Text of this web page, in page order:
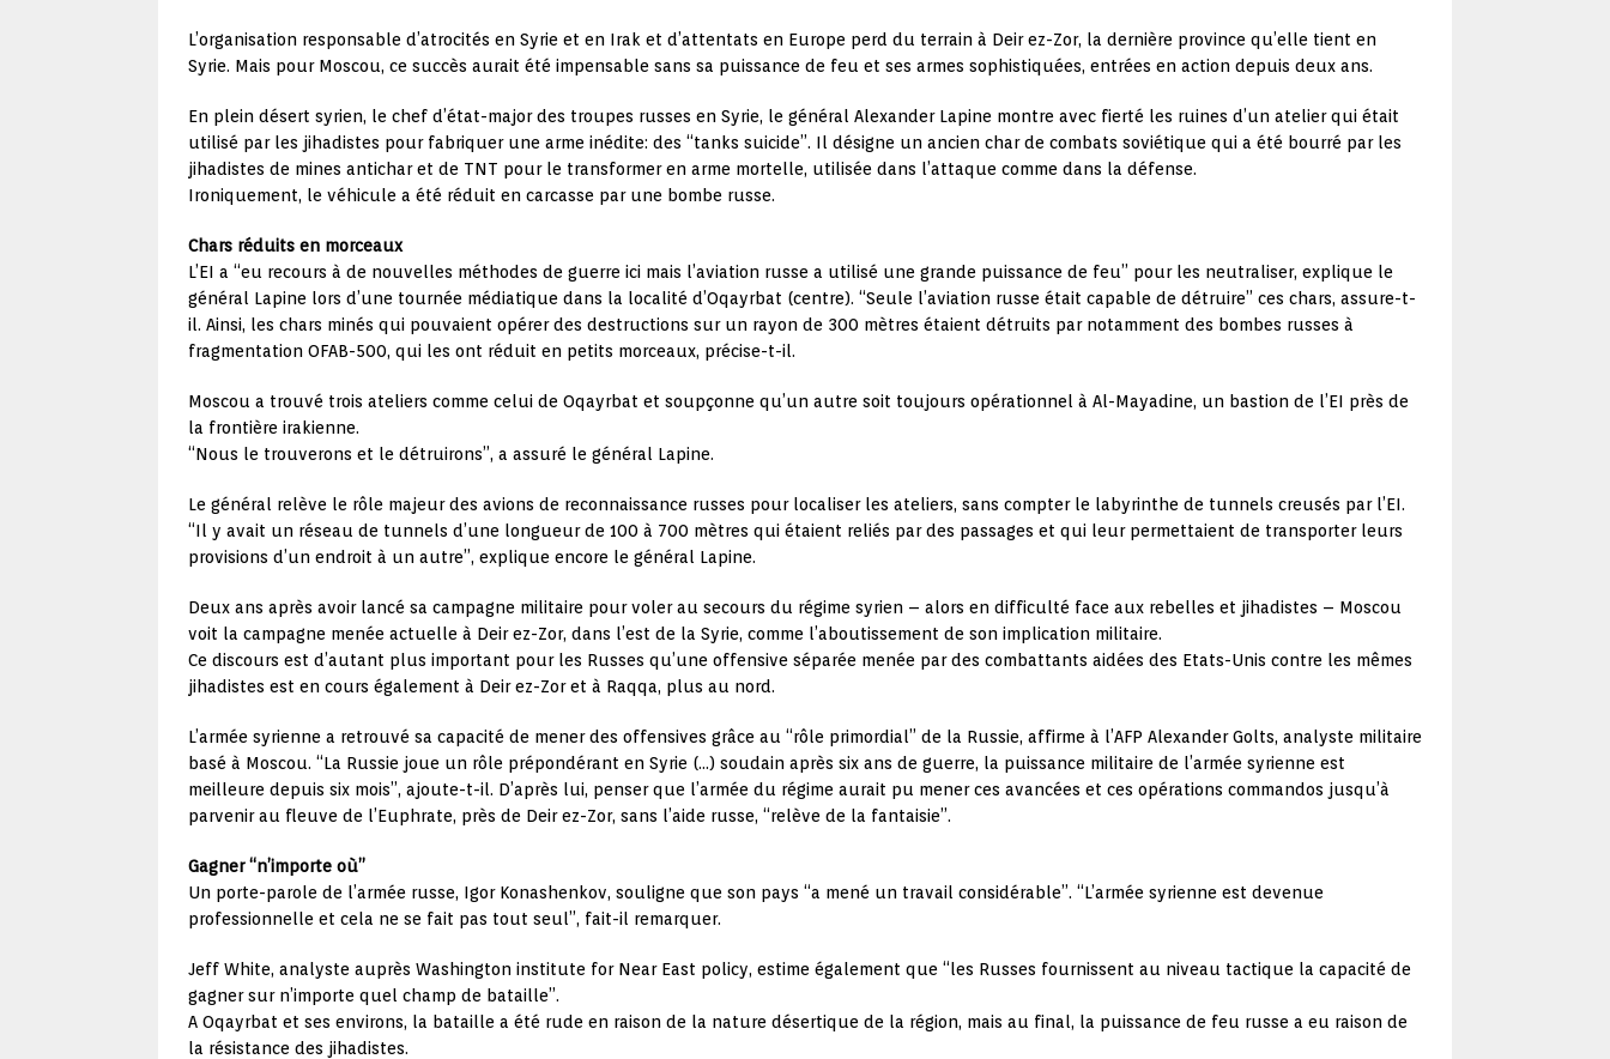
L’organisation responsable d’atrocités en Syrie et en Irak et d’attentats en Europe perd du terrain à Deir ez-Zor, la dernière province qu’elle tient en
Syrie. Mais pour Moscou, ce succès aurait été impensable sans sa puissance de feu et ses armes sophistiquées, entrées en action depuis deux ans.
En plein désert syrien, le chef d’état-major des troupes russes en Syrie, le général Alexander Lapine montre avec fierté les ruines d’un atelier qui était
utilisé par les jihadistes pour fabriquer une arme inédite: des “tanks suicide”. Il désigne un ancien char de combats soviétique qui a été bourré par les
jihadistes de mines antichar et de TNT pour le transformer en arme mortelle, utilisée dans l’attaque comme dans la défense.
Ironiquement, le véhicule a été réduit en carcasse par une bombe russe.
Chars réduits en morceaux
L’EI a “eu recours à de nouvelles méthodes de guerre ici mais l’aviation russe a utilisé une grande puissance de feu” pour les neutraliser, explique le
général Lapine lors d’une tournée médiatique dans la localité d’Oqayrbat (centre). “Seule l’aviation russe était capable de détruire” ces chars, assure-t-
il. Ainsi, les chars minés qui pouvaient opérer des destructions sur un rayon de 300 mètres étaient détruits par notamment des bombes russes à
fragmentation OFAB-500, qui les ont réduit en petits morceaux, précise-t-il.
Moscou a trouvé trois ateliers comme celui de Oqayrbat et soupçonne qu’un autre soit toujours opérationnel à Al-Mayadine, un bastion de l’EI près de
la frontière irakienne.
“Nous le trouverons et le détruirons”, a assuré le général Lapine.
Le général relève le rôle majeur des avions de reconnaissance russes pour localiser les ateliers, sans compter le labyrinthe de tunnels creusés par l’EI.
“Il y avait un réseau de tunnels d’une longueur de 100 à 700 mètres qui étaient reliés par des passages et qui leur permettaient de transporter leurs
provisions d’un endroit à un autre”, explique encore le général Lapine.
Deux ans après avoir lancé sa campagne militaire pour voler au secours du régime syrien – alors en difficulté face aux rebelles et jihadistes – Moscou
voit la campagne menée actuelle à Deir ez-Zor, dans l’est de la Syrie, comme l’aboutissement de son implication militaire.
Ce discours est d’autant plus important pour les Russes qu’une offensive séparée menée par des combattants aidées des Etats-Unis contre les mêmes
jihadistes est en cours également à Deir ez-Zor et à Raqqa, plus au nord.
L’armée syrienne a retrouvé sa capacité de mener des offensives grâce au “rôle primordial” de la Russie, affirme à l’AFP Alexander Golts, analyste militaire
basé à Moscou. “La Russie joue un rôle prépondérant en Syrie (…) soudain après six ans de guerre, la puissance militaire de l’armée syrienne est
meilleure depuis six mois”, ajoute-t-il. D’après lui, penser que l’armée du régime aurait pu mener ces avancées et ces opérations commandos jusqu’à
parvenir au fleuve de l’Euphrate, près de Deir ez-Zor, sans l’aide russe, “relève de la fantaisie”.
Gagner “n’importe où”
Un porte-parole de l’armée russe, Igor Konashenkov, souligne que son pays “a mené un travail considérable”. “L’armée syrienne est devenue
professionnelle et cela ne se fait pas tout seul”, fait-il remarquer.
Jeff White, analyste auprès Washington institute for Near East policy, estime également que “les Russes fournissent au niveau tactique la capacité de
gagner sur n’importe quel champ de bataille”.
A Oqayrbat et ses environs, la bataille a été rude en raison de la nature désertique de la région, mais au final, la puissance de feu russe a eu raison de
la résistance des jihadistes.